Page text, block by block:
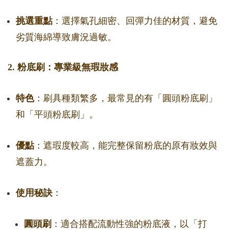
挑選重點：選擇氣孔細密、回彈力佳的材質，避免
劣質海綿導致膚況過敏。
2. 粉底刷：專業級無瑕妝感
特色：刷具種類繁多，最常見的有「圓頭粉底刷」
和「平頭粉底刷」。
優點：遮瑕度較高，能完整保留粉底的原有妝效與
遮蓋力。
使用秘訣 ：
圓頭刷 ：適合搭配流動性強的粉底液，以「打